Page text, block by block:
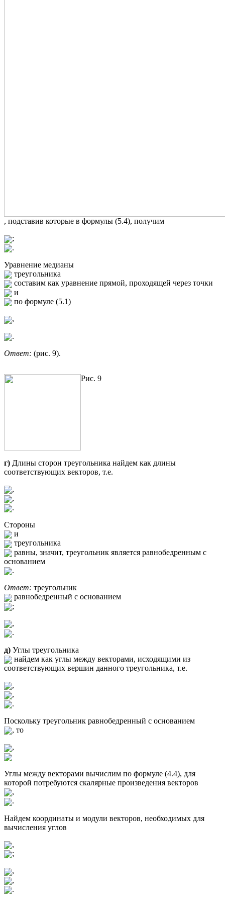
, подставив которые в формулы (5.4), получим
;
.
Уравнение медианы
треугольника
составим как уравнение прямой, проходящей через точки
и
по формуле (5.1)
,
.
Ответ: (рис. 9).
Рис. 9
г) Длины сторон треугольника найдем как длины
соответствующих векторов, т.е.
,
,
.
Стороны
и
треугольника
равны, значит, треугольник является равнобедренным с
основанием
.
Ответ: треугольник
равнобедренный с основанием
;
,
.
д) Углы треугольника
найдем как углы между векторами, исходящими из
соответствующих вершин данного треугольника, т.е.
,
,
.
Поскольку треугольник равнобедренный с основанием
, то
,
Углы между векторами вычислим по формуле (4.4), для
которой потребуются скалярные произведения векторов
,
.
Найдем координаты и модули векторов, необходимых для
вычисления углов
,
;
,
,
.